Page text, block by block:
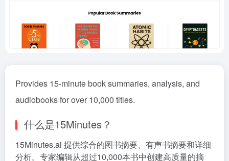
Provides 15-minute book summaries, analysis, and
audiobooks for over 10,000 titles.
什么是15Minutes？
15Minutes.ai 提供综合的图书摘要、有声书摘要和详细
分析。专家编辑从超过10,000本书中创建高质量的摘